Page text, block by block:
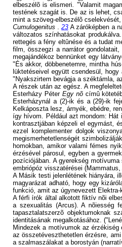
elbeszélõ is elismeri. "Valamit
testének szagát is. De az is lehet,
mint a szöveg-elbeszélõ
Cumulogenitus .23 A záróképben a
változatos színhatásokat
rettegés a fény eltûnése és a tudat
film, összegzi a narrátor
megajándékoz bennünket egy
"És akkor, döbbenetemre, mintha
lüktetéseivel együtt csendesül,
"Nyakszirtem bevágja a széktámla,
A részek után az egész. A
Esterházy Péter Egy nõcímû
Esterházynál a (2)-ik és a (29)-ik
Kelkáposzta lesz, árnyék, ebédre,
így hívom. Például azt mondom:
kontrasztjában képzeli el egymást,
ezzel komplementer dolgok
megismerhetetlenségét
homokban, amikor valami fémes
érzésével párosul, egyben a
pozíciójában. A gyerekség
embriópóz visszatérései
A Másik testi jelenlétének hiányára,
magyarázat adható, hogy egy
funkció, amit az úgynevezett
A férfi írók által alkotott fiktív nõi
a szexualitás (Arcus). A nõiesség
tapasztalatszerzõ objektumoknak
identitásának megalkotásához.
Mindezek a motívumok az
az összetéveszthetetlen érzésre,
a szalmaszálakat a borostyán